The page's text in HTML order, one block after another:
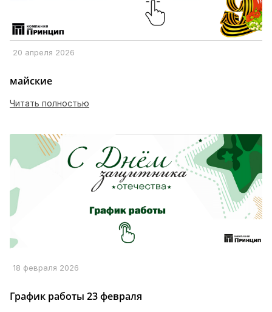
20 апреля 2026
майские
Читать полностью
18 февраля 2026
График работы 23 февраля